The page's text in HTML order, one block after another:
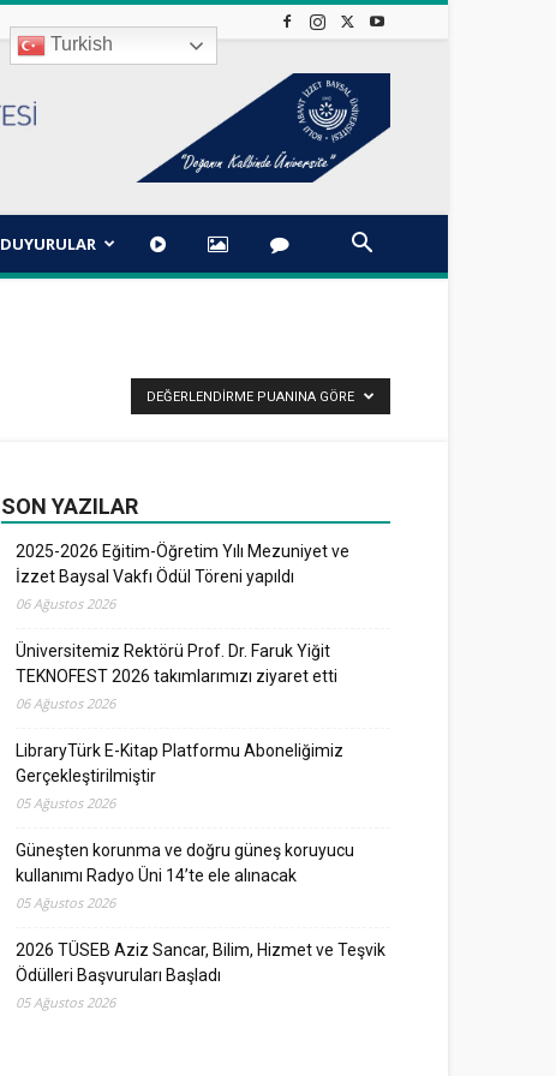
Turkish
DUYURULAR
DEĞERLENDIRME PUANINA GÖRE
SON YAZILAR
2025-2026 Eğitim-Öğretim Yılı Mezuniyet ve
İzzet Baysal Vakfı Ödül Töreni yapıldı
06 Ağustos 2026
Üniversitemiz Rektörü Prof. Dr. Faruk Yiğit
TEKNOFEST 2026 takımlarımızı ziyaret etti
06 Ağustos 2026
LibraryTürk E-Kitap Platformu Aboneliğimiz
Gerçekleştirilmiştir
05 Ağustos 2026
Güneşten korunma ve doğru güneş koruyucu
kullanımı Radyo Üni 14’te ele alınacak
05 Ağustos 2026
2026 TÜSEB Aziz Sancar, Bilim, Hizmet ve Teşvik
Ödülleri Başvuruları Başladı
05 Ağustos 2026